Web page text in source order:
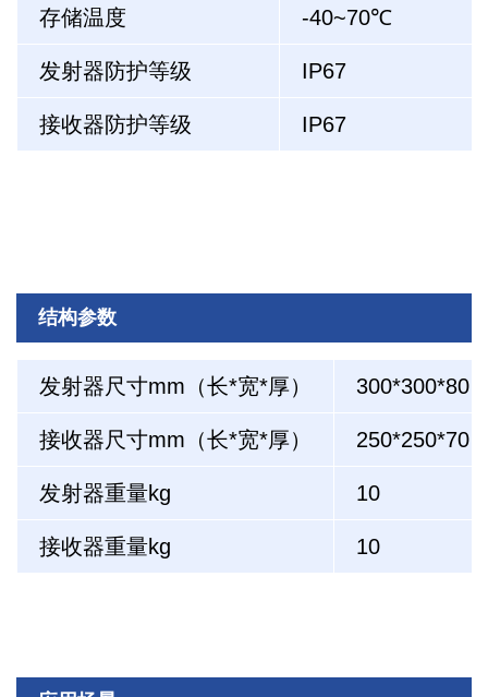
存储温度 -40~70℃
发射器防护等级 IP67
接收器防护等级 IP67
结构参数
发射器尺寸mm（长*宽*厚） 300*300*80
接收器尺寸mm（长*宽*厚） 250*250*70
发射器重量kg 10
接收器重量kg 10